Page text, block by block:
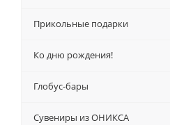
Прикольные подарки
Ко дню рождения!
Глобус-бары
Сувениры из ОНИКСА